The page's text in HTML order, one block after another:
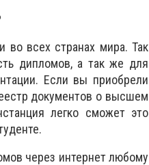
во всех странах мира. Так
дипломов, а так же для
Если вы приобрели
документов о высшем
легко сможет это
через интернет любому